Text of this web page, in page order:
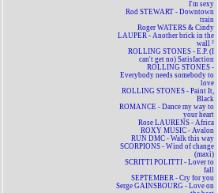
I'm sexy
Rod STEWART - Downtown
train
Roger WATERS & Cindy
LAUPER - Another brick in the
wall ²
ROLLING STONES - E.P. (I
can't get no) Satisfaction
ROLLING STONES -
Everybody needs somebody to
love
ROLLING STONES - Paint It,
Black
ROMANCE - Dance my way to
your heart
Rose LAURENS - Africa
ROXY MUSIC - Avalon
RUN DMC - Walk this way
SCORPIONS - Wind of change
(maxi)
SCRITTI POLITTI - Lover to
fall
SEPTEMBER - Cry for you
Serge GAINSBOURG - Love on